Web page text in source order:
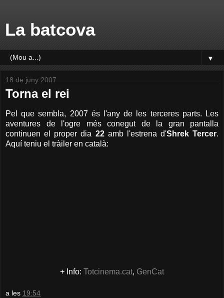
La batcova
▼
18 de juny 2007
Torna el rei
Pel que sembla, 2007 és l'any de les terceres parts. Les
aventures de l'ogre més conegut de la gran pantalla
continuen el proper dia 22 amb l'estrena d'Shrek Tercer.
Aquí teniu el tràiler en català:
+ Info: Totcinema.cat, GenCat
a les 19:54